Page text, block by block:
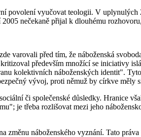
povolení vyučovat teologii. V uplynulých
nečekaně přijal k dlouhému
varovali před tím, že náboženská
především množící se iniciativy
kolektivních náboženských identit".
vývoj, proti němuž by církve měly
či společenské důsledky. Hranice
je třeba rozlišovat mezi jeho
náboženského vyznání. Tato